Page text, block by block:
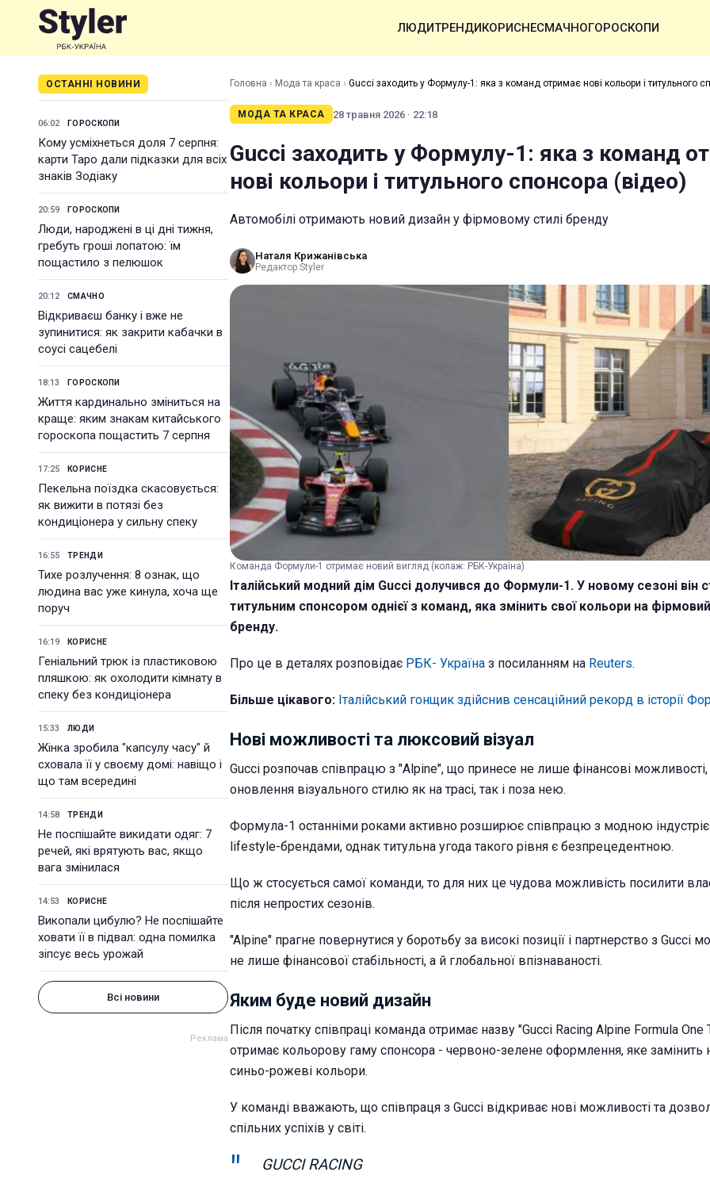
ЛЮДИТРЕНДИКОРИСНЕСМАЧНОГОРОСКОПИ
ОСТАННІ НОВИНИ
06:02 ГОРОСКОПИ
Кому усміхнеться доля 7 серпня:
карти Таро дали підказки для всіх
знаків Зодіаку
20:59 ГОРОСКОПИ
Люди, народжені в ці дні тижня,
гребуть гроші лопатою: їм
пощастило з пелюшок
20:12 СМАЧНО
Відкриваєш банку і вже не
зупинитися: як закрити кабачки в
соусі сацебелі
18:13 ГОРОСКОПИ
Життя кардинально зміниться на
краще: яким знакам китайського
гороскопа пощастить 7 серпня
17:25 КОРИСНЕ
Пекельна поїздка скасовується:
як вижити в потязі без
кондиціонера у сильну спеку
16:55 ТРЕНДИ
Тихе розлучення: 8 ознак, що
людина вас уже кинула, хоча ще
поруч
16:19 КОРИСНЕ
Геніальний трюк із пластиковою
пляшкою: як охолодити кімнату в
спеку без кондиціонера
15:33 ЛЮДИ
Жінка зробила "капсулу часу" й
сховала її у своєму домі: навіщо і
що там всередині
14:58 ТРЕНДИ
Не поспішайте викидати одяг: 7
речей, які врятують вас, якщо
вага змінилася
14:53 КОРИСНЕ
Викопали цибулю? Не поспішайте
ховати її в підвал: одна помилка
зіпсує весь урожай
Всі новини
Головна › Мода та краса › Gucci заходить у Формулу-1: яка з команд отримає нові кольори і титульного
МОДА ТА КРАСА 28 травня 2026 · 22:18
Gucci заходить у Формулу-1: яка з команд
нові кольори і титульного спонсора (відео)
Автомобілі отримають новий дизайн у фірмовому стилі бренду
Наталя Крижанівська
Редактор Styler
Команда Формули-1 отримає новий вигляд (колаж: РБК-Україна)
Італійський модний дім Gucci долучився до Формули-1. У новому сезоні він
титульним спонсором однієї з команд, яка змінить свої кольори на
бренду.
Про це в деталях розповідає РБК- Україна з посиланням на Reuters.
Більше цікавого: Італійський гонщик здійснив сенсаційний рекорд в історії
Нові можливості та люксовий візуал
Gucci розпочав співпрацю з "Alpine", що принесе не лише фінансові
оновлення візуального стилю як на трасі, так і поза нею.
Формула-1 останніми роками активно розширює співпрацю з модною
lifestyle-брендами, однак титульна угода такого рівня є безпрецедентною.
Що ж стосується самої команди, то для них це чудова можливість посилити
після непростих сезонів.
"Alpine" прагне повернутися у боротьбу за високі позиції і партнерство з Gucci
не лише фінансової стабільності, а й глобальної впізнаваності.
Яким буде новий дизайн
Після початку співпраці команда отримає назву "Gucci Racing Alpine Formula One
отримає кольорову гаму спонсора - червоно-зелене оформлення, яке замінить
синьо-рожеві кольори.
У команді вважають, що співпраця з Gucci відкриває нові можливості та
спільних успіхів у світі.
GUCCI RACING